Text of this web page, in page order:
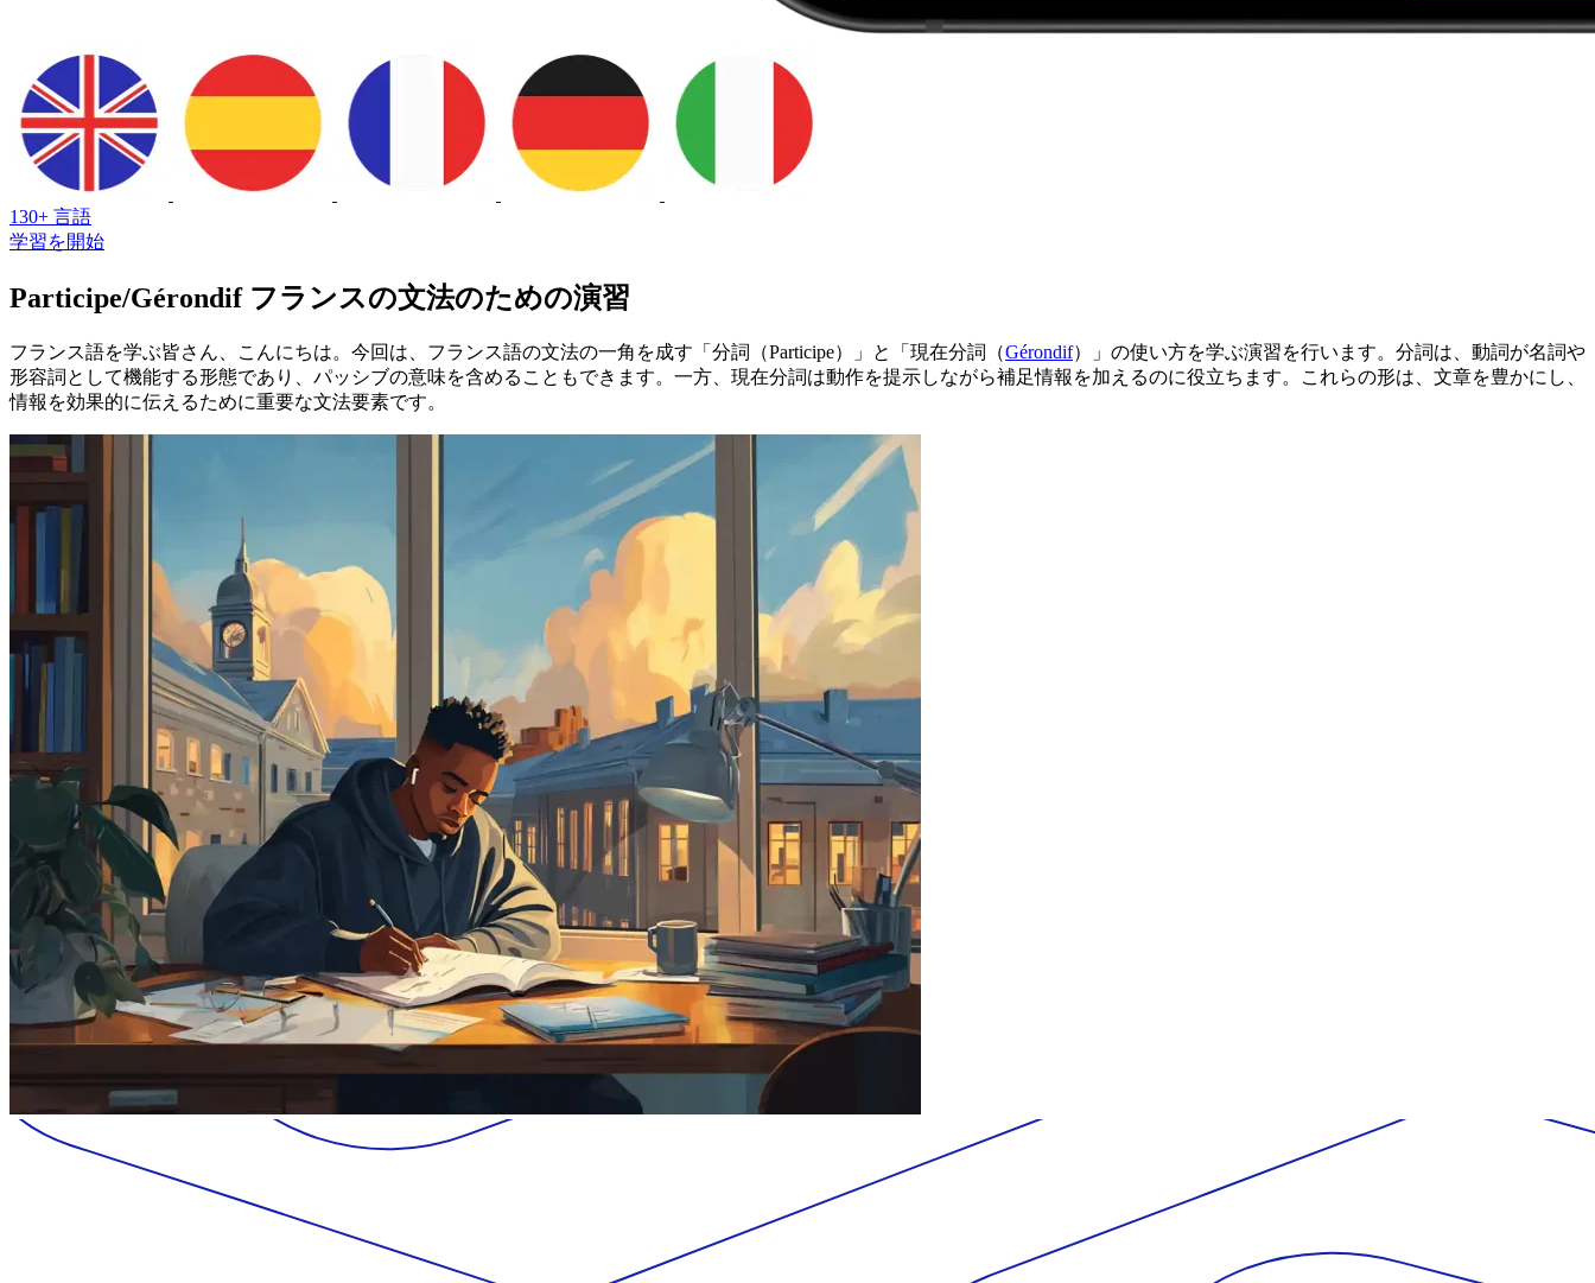
130+ 言語
学習を開始
Participe/Gérondif フランスの文法のための演習
フランス語を学ぶ皆さん、こんにちは。今回は、フランス語の文法の一角を成す「分詞（Participe）」と「現在分詞（Gérondif）」の使い方を学ぶ演習を行います。分詞は、動詞が名詞や
形容詞として機能する形態であり、パッシブの意味を含めることもできます。一方、現在分詞は動作を提示しながら補足情報を加えるのに役立ちます。これらの形は、文章を豊かにし、
情報を効果的に伝えるために重要な文法要素です。